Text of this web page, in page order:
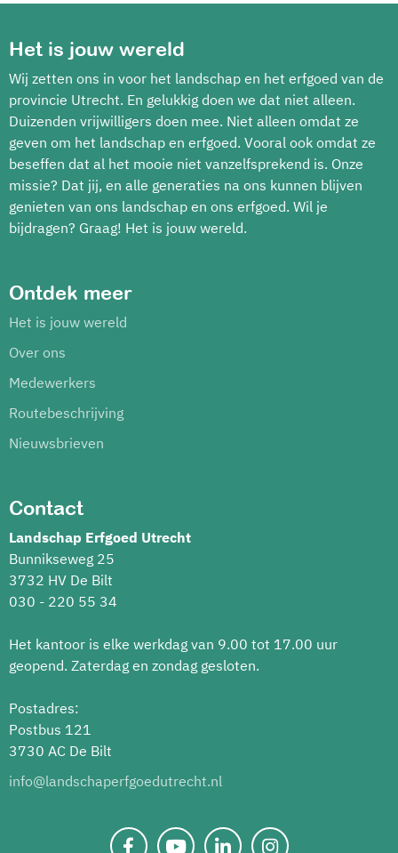
Het is jouw wereld
Wij zetten ons in voor het landschap en het erfgoed van de
provincie Utrecht. En gelukkig doen we dat niet alleen.
Duizenden vrijwilligers doen mee. Niet alleen omdat ze
geven om het landschap en erfgoed. Vooral ook omdat ze
beseffen dat al het mooie niet vanzelfsprekend is. Onze
missie? Dat jij, en alle generaties na ons kunnen blijven
genieten van ons landschap en ons erfgoed. Wil je
bijdragen? Graag! Het is jouw wereld.
Ontdek meer
Het is jouw wereld
Over ons
Medewerkers
Routebeschrijving
Nieuwsbrieven
Contact
Landschap Erfgoed Utrecht
Bunnikseweg 25
3732 HV De Bilt
030 - 220 55 34
Het kantoor is elke werkdag van 9.00 tot 17.00 uur
geopend. Zaterdag en zondag gesloten.
Postadres:
Postbus 121
3730 AC De Bilt
info@landschaperfgoedutrecht.nl